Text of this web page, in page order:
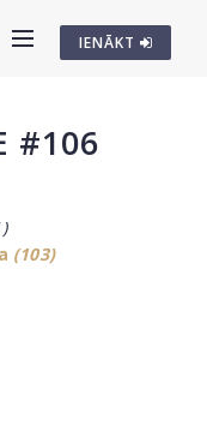
IENĀKT
#106
(103)